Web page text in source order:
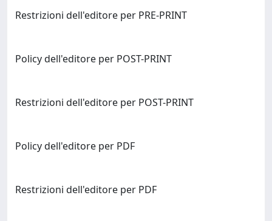
Restrizioni dell'editore per PRE-PRINT
Policy dell'editore per POST-PRINT
Restrizioni dell'editore per POST-PRINT
Policy dell'editore per PDF
Restrizioni dell'editore per PDF